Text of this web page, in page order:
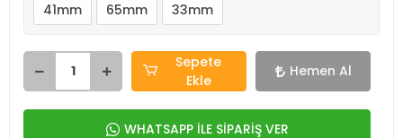
41mm
65mm 33mm
Sepete
Ekle
Hemen Al
WHATSAPP İLE SİPARİŞ VER